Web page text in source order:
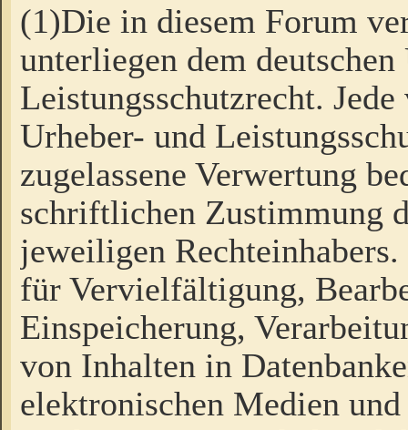
(1)Die in diesem Forum
unterliegen dem
Leistungsschutzrecht.
Urheber- und
zugelassene Verwertung
schriftlichen Zustimmung
jeweiligen
für Vervielfältigung,
Einspeicherung,
von Inhalten in
elektronischen Medien